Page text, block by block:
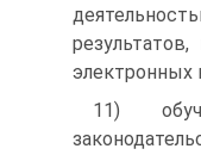
электронных
11)